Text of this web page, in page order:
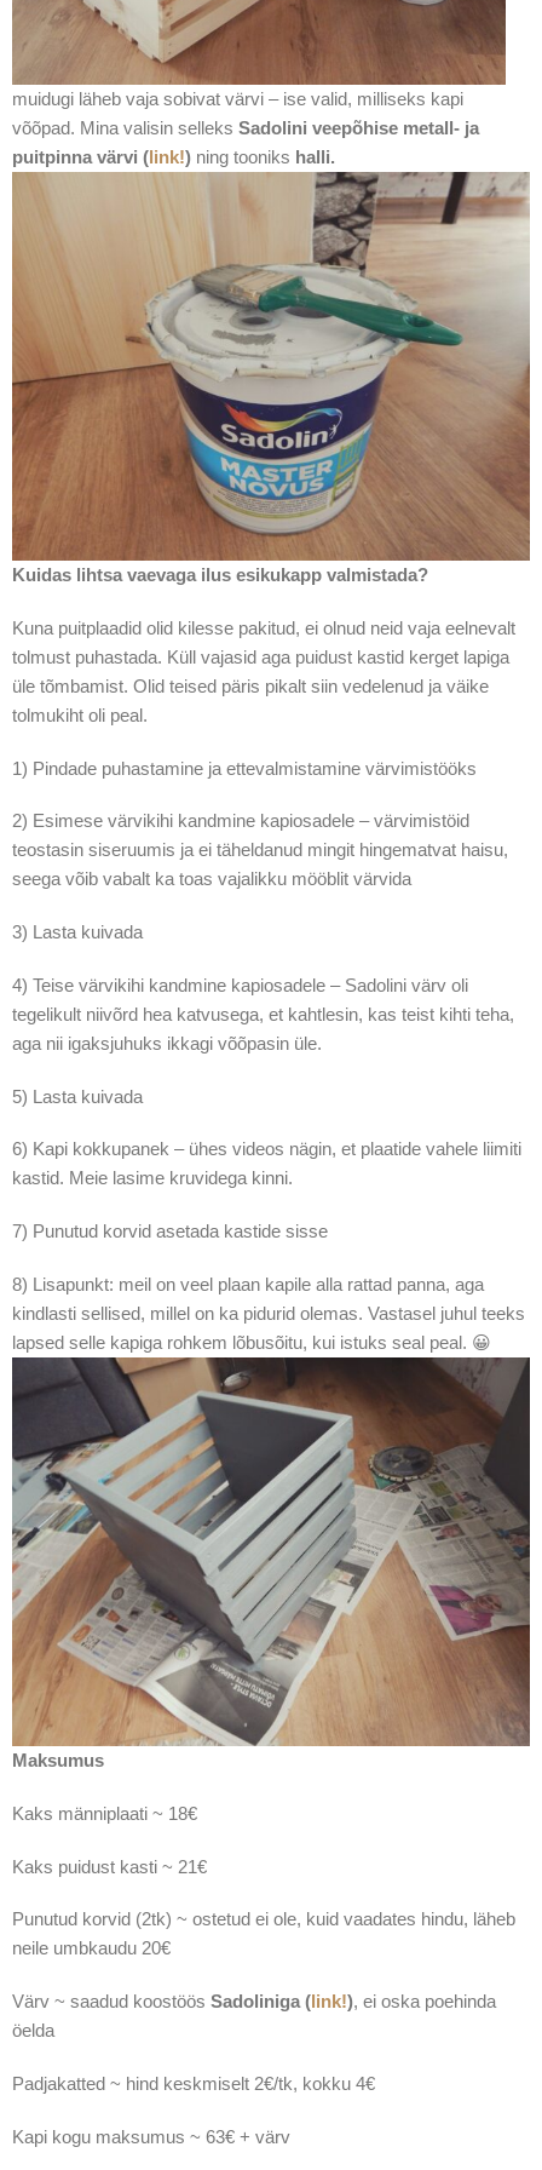
muidugi läheb vaja sobivat värvi – ise valid, milliseks kapi
võõpad. Mina valisin selleks Sadolini veepõhise metall- ja
puitpinna värvi (link!)ning tooniks halli.
Kuidas lihtsa vaevaga ilus esikukapp valmistada?
Kuna puitplaadid olid kilesse pakitud, ei olnud neid vaja eelnevalt
tolmust puhastada. Küll vajasid aga puidust kastid kerget lapiga
üle tõmbamist. Olid teised päris pikalt siin vedelenud ja väike
tolmukiht oli peal.
1) Pindade puhastamine ja ettevalmistamine värvimistööks
2) Esimese värvikihi kandmine kapiosadele – värvimistöid
teostasin siseruumis ja ei täheldanud mingit hingematvat haisu,
seega võib vabalt ka toas vajalikku mööblit värvida
3) Lasta kuivada
4) Teise värvikihi kandmine kapiosadele – Sadolini värv oli
tegelikult niivõrd hea katvusega, et kahtlesin, kas teist kihti teha,
aga nii igaksjuhuks ikkagi võõpasin üle.
5) Lasta kuivada
6) Kapi kokkupanek – ühes videos nägin, et plaatide vahele liimiti
kastid. Meie lasime kruvidega kinni.
7) Punutud korvid asetada kastide sisse
8) Lisapunkt: meil on veel plaan kapile alla rattad panna, aga
kindlasti sellised, millel on ka pidurid olemas. Vastasel juhul teeks
lapsed selle kapiga rohkem lõbusõitu, kui istuks seal peal. 😀
Maksumus
Kaks männiplaati ~ 18€
Kaks puidust kasti ~ 21€
Punutud korvid (2tk) ~ ostetud ei ole, kuid vaadates hindu, läheb
neile umbkaudu 20€
Värv ~ saadud koostöös Sadoliniga (link!), ei oska poehinda
öelda
Padjakatted ~ hind keskmiselt 2€/tk, kokku 4€
Kapi kogu maksumus ~ 63€ + värv